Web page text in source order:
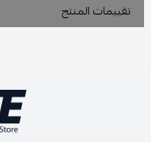
تقييمات المنتج